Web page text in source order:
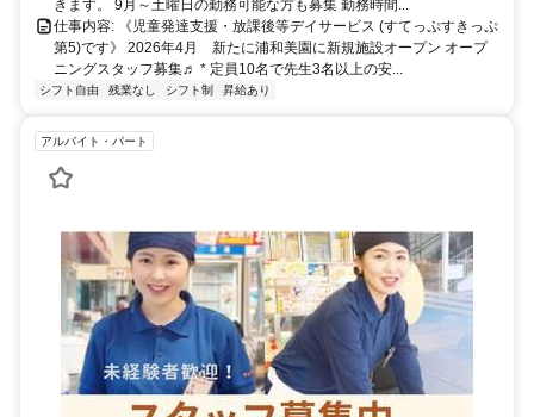
きます。 9月～土曜日の勤務可能な方も募集 勤務時間...
仕事内容: 《児童発達支援・放課後等デイサービス (すてっぷすきっぷ
第5)です》 2026年4月 新たに浦和美園に新規施設オープン オープ
ニングスタッフ募集♬ * 定員10名で先生3名以上の安...
シフト自由 残業なし シフト制 昇給あり
アルバイト・パート